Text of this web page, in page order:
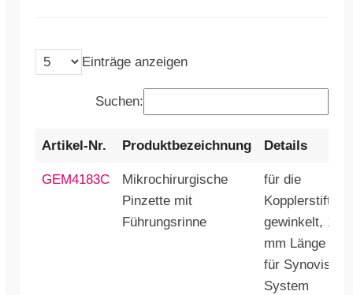
Einträge anzeigen
Suchen:
Artikel-Nr. Produktbezeichnung Details
GEM4183C
Mikrochirurgische
Pinzette mit
Führungsrinne
für die
Kopplerstifte,
gewinkelt, 180
mm Länge
für Synovis
System